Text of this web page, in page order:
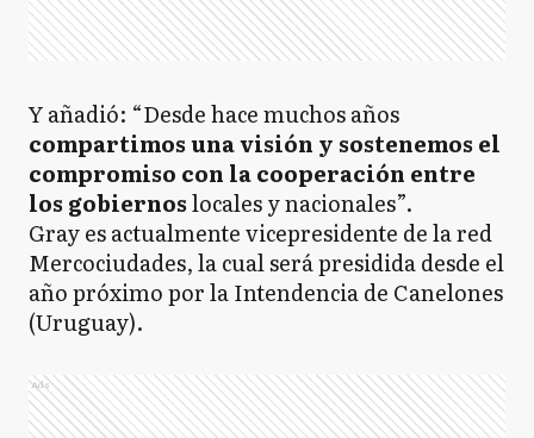
Y añadió: “Desde hace muchos años
compartimos una visión y sostenemos el
compromiso con la cooperación entre
los gobiernoslocales y nacionales”.
Gray es actualmente vicepresidente de la red
Mercociudades, la cual será presidida desde el
año próximo por la Intendencia de Canelones
(Uruguay).
Ads